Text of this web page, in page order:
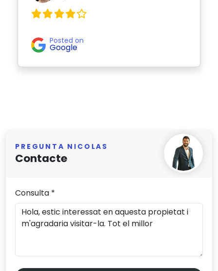
Posted on
Google
PREGUNTA NICOLAS
Contacte
Consulta *